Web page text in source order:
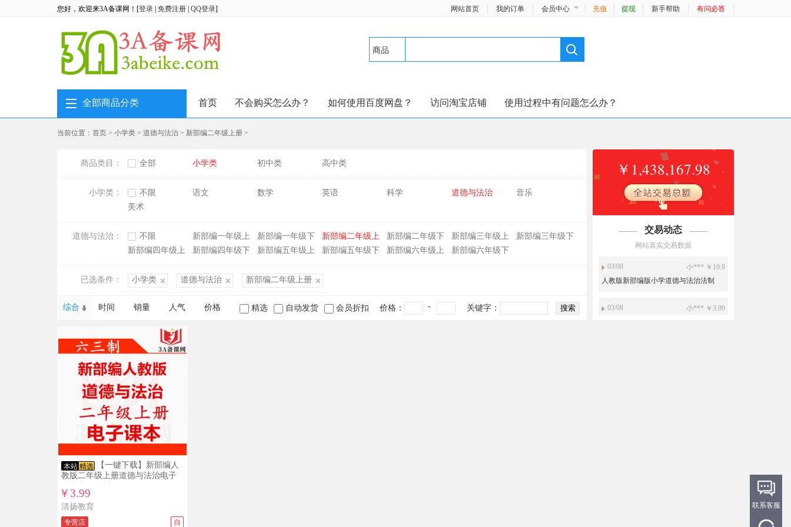
您好，欢迎来3A备课网！[登录 免费注册 QQ登录] 网站首页 我的订单 会员中心 充值 提现 新手帮助 有问必答
商品
全部商品分类 首页 不会购买怎么办？ 如何使用百度网盘？ 访问淘宝店铺 使用过程中有问题怎么办？
当前位置： 首页 > 小学类 > 道德与法治 > 新部编二年级上册 >
商品类目： 全部 小学类 初中类 高中类
小学类： 不限 语文 数学 英语 科学 道德与法治
音乐
美术
道德与法治： 不限
新部编一年级上
册
新部编一年级下
册
新部编二年级上
册
新部编二年级下
册
新部编三年级上
册
新部编三年级下
新部编四年级上
新部编四年级下
新部编五年级上
新部编五年级下
新部编六年级上
新部编六年级下
已选条件： 小学类 道德与法治 新部编二年级上册
综合 时间 销量 人气 价格 精选 自动发货 会员折扣 价格： - 关键字：
￥1,438,167.98
交易动态
网站真实交易数据
03/08
小*** ￥19.9
人教版新部编版小学道德与法治法制
03/08
小*** ￥3.99
本站 精选
【一键下载】新部编人
教版二年级上册道德与法治电子
￥3.99
清扬教育
专营店 自
联系客服